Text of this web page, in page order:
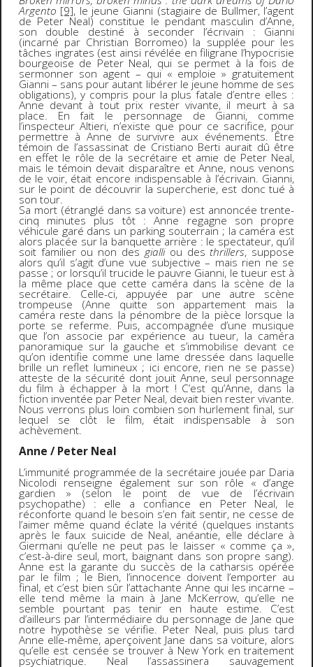
Argento [9], le jeune Gianni (stagiaire de Bullmer, l’agent
de Peter Neal) constitue le pendant masculin d’Anne,
son double destiné à seconder l’écrivain : Gianni
(incarné par Christian Borromeo) la supplée pour les
tâches ingrates (est ainsi révélée en filigrane l’hypocrisie
bourgeoise de Peter Neal, qui se permet à la fois de
sermonner son agent – qui « emploie » gratuitement
Gianni – sans pour autant libérer le jeune homme de ses
obligations), y compris pour la plus fatale d’entre elles :
Anne devant à tout prix rester vivante, il meurt à sa
place. En fait le personnage de Gianni, comme
l’inspecteur Altieri, n’existe que pour ce sacrifice, pour
permettre à Anne de survivre aux événements. Être
témoin de l’assassinat de Cristiano Berti aurait dû être
en effet le rôle de la secrétaire et amie de Peter Neal,
mais le témoin devait disparaître et Anne, nous venons
de le voir, était encore indispensable à l’écrivain. Gianni,
sur le point de découvrir la supercherie, est donc tué à
son tour.
Sa mort (étranglé dans sa voiture) est annoncée trente-
cinq minutes plus tôt : Anne regagne son propre
véhicule garé dans un parking souterrain ; la caméra est
alors placée sur la banquette arrière : le spectateur, qu’il
soit familier ou non des gialli ou desthrillers, suppose
alors qu’il s’agit d’une vue subjective – mais rien ne se
passe ; or lorsqu’il trucide le pauvre Gianni, le tueur est à
la même place que cette caméra dans la scène de la
secrétaire. Celle-ci, appuyée par une autre scène
trompeuse (Anne quitte son appartement mais la
caméra reste dans la pénombre de la pièce lorsque la
porte se referme. Puis, accompagnée d’une musique
que l’on associe par expérience au tueur, la caméra
panoramique sur la gauche et s’immobilise devant ce
qu’on identifie comme une lame dressée dans laquelle
brille un reflet lumineux ; ici encore, rien ne se passe)
atteste de la sécurité dont jouit Anne, seul personnage
du film à échapper à la mort ! C’est qu’Anne, dans la
fiction inventée par Peter Neal, devait bien rester vivante.
Nous verrons plus loin combien son hurlement final, sur
lequel se clôt le film, était indispensable à son
achèvement.
Anne / Peter Neal
L’immunité programmée de la secrétaire jouée par Daria
Nicolodi renseigne également sur son rôle « d’ange
gardien » (selon le point de vue de l’écrivain
psychopathe) : elle a confiance en Peter Neal, le
réconforte quand le besoin s’en fait sentir, ne cesse de
l’aimer même quand éclate la vérité (quelques instants
après le faux suicide de Neal, anéantie, elle déclare à
Giermani qu’elle ne peut pas le laisser « comme ça »,
c’est-à-dire seul, mort, baignant dans son propre sang).
Anne est la garante du succès de la catharsis opérée
par le film ; le Bien, l’innocence doivent l’emporter au
final, et c’est bien sûr l’attachante Anne qui les incarne –
elle tend même la main à Jane McKerrow, qu’elle ne
semble pourtant pas tenir en haute estime. C’est
d’ailleurs par l’intermédiaire du personnage de Jane que
notre hypothèse se vérifie. Peter Neal, puis plus tard
Anne elle-même, aperçoivent Jane dans sa voiture, alors
qu’elle est censée se trouver à New York en traitement
psychiatrique. Neal l’assassinera sauvagement